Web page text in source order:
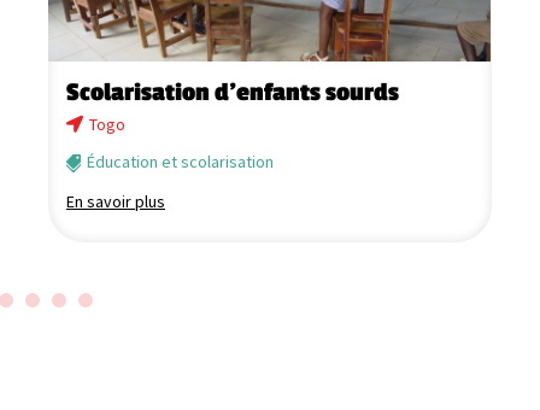
Scolarisation d’enfants sourds
Togo
Éducation et scolarisation
En savoir plus